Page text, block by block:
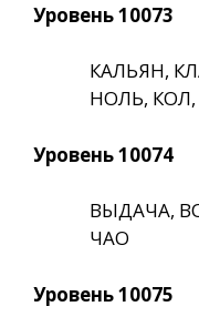
Уровень 10073
КАЛЬЯН,
НОЛЬ,
Уровень 10074
ВЫДАЧА,
ЧАО
Уровень 10075